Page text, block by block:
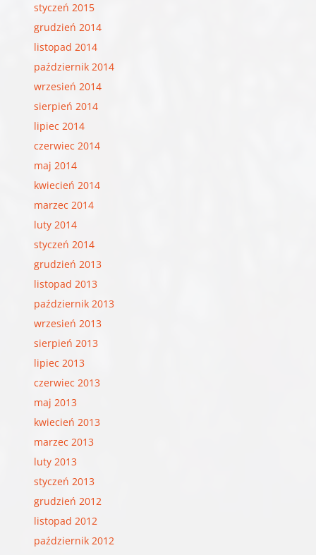
styczeń 2015
grudzień 2014
listopad 2014
październik 2014
wrzesień 2014
sierpień 2014
lipiec 2014
czerwiec 2014
maj 2014
kwiecień 2014
marzec 2014
luty 2014
styczeń 2014
grudzień 2013
listopad 2013
październik 2013
wrzesień 2013
sierpień 2013
lipiec 2013
czerwiec 2013
maj 2013
kwiecień 2013
marzec 2013
luty 2013
styczeń 2013
grudzień 2012
listopad 2012
październik 2012